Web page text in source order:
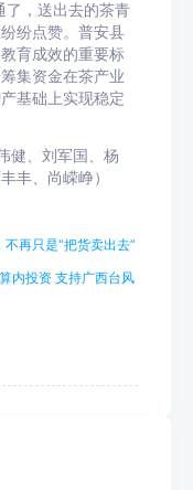
了，送出去的茶青
纷点赞。普安县
育成效的重要标
集资金在茶产业
基础上实现稳定
、刘军国、杨
丰、尚嵘峥）
再只是“把货卖出去”
内投资 支持广西台风